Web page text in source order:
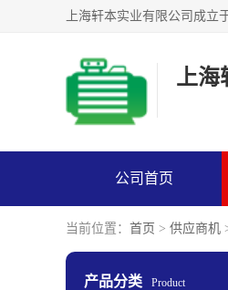
上海
公司首页
当前位置： 首页 > 供应商机
产品分类 Product